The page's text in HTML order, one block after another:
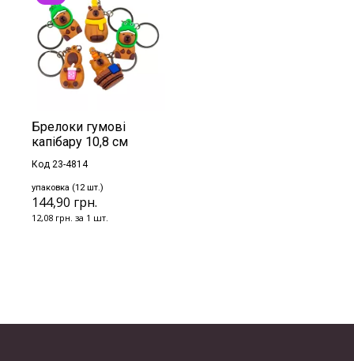
Брелоки гумові
капібару 10,8 см
Код 23-4814
упаковка (12 шт.)
144,90 грн.
12,08 грн. за 1 шт.